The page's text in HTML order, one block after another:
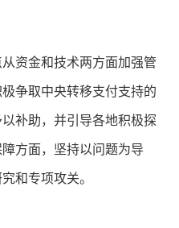
资金和技术两方面加强管
争取中央转移支付支持的
补助，并引导各地积极探
方面，坚持以问题为导
和专项攻关。